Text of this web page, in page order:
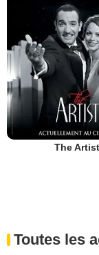
The Artist
Toutes les